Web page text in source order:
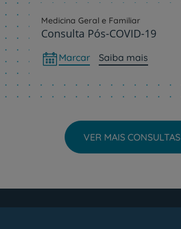
Medicina Geral e Familiar
Consulta Pós-COVID-19
Marcar Saiba mais
VER MAIS CONSULTAS